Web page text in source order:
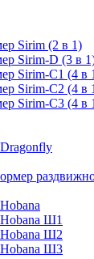
Sirim (2 в 1)
Sirim-D (3 в
Sirim-C1 (4 в
Sirim-C2 (4 в
Sirim-C3 (4 в
Ш1
Ш2
Ш3